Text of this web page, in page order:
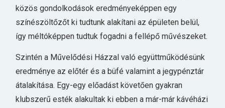
közös gondolkodások eredményeképpen egy
színészöltőzőt ki tudtunk alakítani az épületen belül,
így méltóképpen tudtuk fogadni a fellépő művészeket.
Szintén a Művelődési Házzal való együttműködésünk
eredménye az előtér és a büfé valamint a jegypénztár
átalakítása. Egy-egy előadást követően gyakran
klubszerű esték alakultak ki ebben a már-már kávéházi